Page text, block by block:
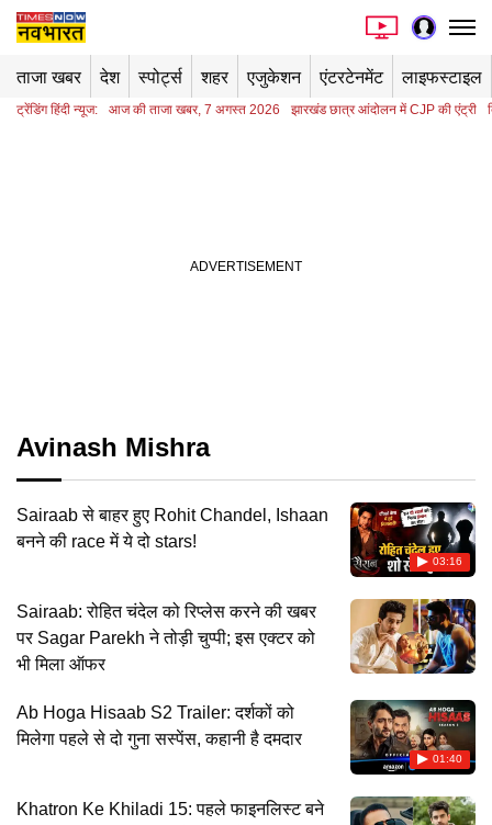
ताजा खबर देश स्पोर्ट्स शहर एजुकेशन एंटरटेनमेंट लाइफस्टाइल
ट्रेंडिंग हिंदी न्यूज: आज की ताजा खबर, 7 अगस्त 2026 झारखंड छात्र आंदोलन में CJP की एंट्री
Avinash Mishra
03:16
Sairaab से बाहर हुए Rohit Chandel, Ishaan
बनने की race में ये दो stars!
Sairaab: रोहित चंदेल को रिप्लेस करने की खबर
पर Sagar Parekh ने तोड़ी चुप्पी; इस एक्टर को
भी मिला ऑफर
01:40
Ab Hoga Hisaab S2 Trailer: दर्शकों को
मिलेगा पहले से दो गुना सस्पेंस, कहानी है दमदार
Khatron Ke Khiladi 15: पहले फाइनलिस्ट बने